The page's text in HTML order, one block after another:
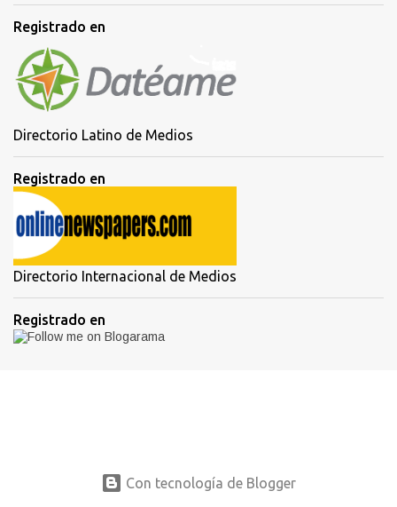
Registrado en
Directorio Latino de Medios
Registrado en
Directorio Internacional de Medios
Registrado en
Con tecnología de Blogger